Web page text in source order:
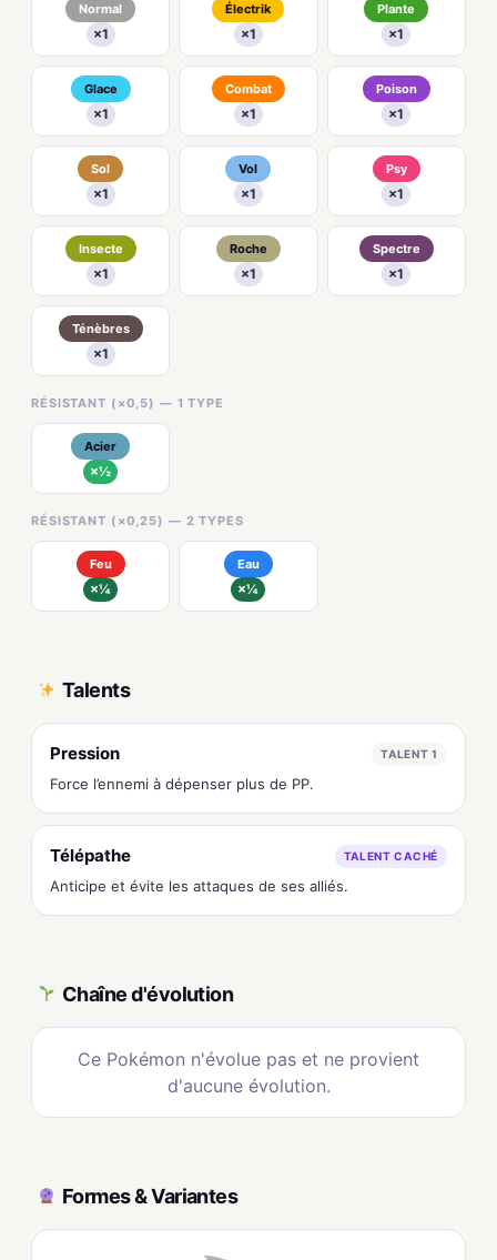
Normal
×1
Électrik
×1
Plante
×1
Glace
×1
Combat
×1
Poison
×1
Sol
×1
Vol
×1
Psy
×1
Insecte
×1
Roche
×1
Spectre
×1
Ténèbres
×1
RÉSISTANT (×0,5) — 1 TYPE
Acier
×½
RÉSISTANT (×0,25) — 2 TYPES
Feu
×¼
Eau
×¼
Talents
Pression TALENT 1
Force l’ennemi à dépenser plus de PP.
Télépathe TALENT CACHÉ
Anticipe et évite les attaques de ses alliés.
Chaîne d'évolution
Ce Pokémon n'évolue pas et ne provient
d'aucune évolution.
Formes & Variantes